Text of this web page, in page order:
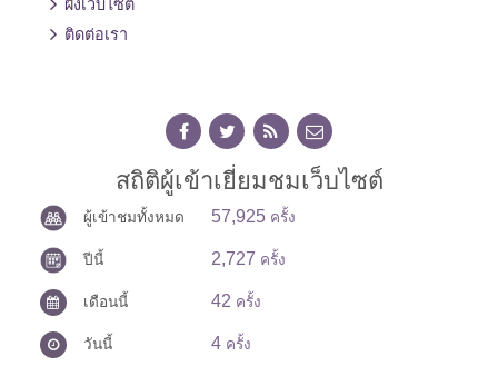
ผังเว็บไซต์
ติดต่อเรา
สถิติผู้เข้าเยี่ยมชมเว็บไซต์
ผู้เข้าชมทั้งหมด 57,925 ครั้ง
ปีนี้ 2,727 ครั้ง
เดือนนี้ 42 ครั้ง
วันนี้ 4 ครั้ง